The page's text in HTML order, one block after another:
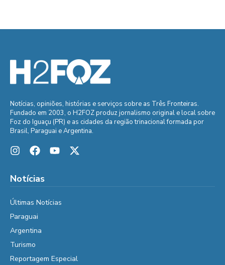
Notícias, opiniões, histórias e serviços sobre as Três Fronteiras.
Fundado em 2003, o H2FOZ produz jornalismo original e local sobre
Foz do Iguaçu (PR) e as cidades da região trinacional formada por
Brasil, Paraguai e Argentina.
Notícias
Últimas Notícias
Paraguai
Argentina
Turismo
Reportagem Especial